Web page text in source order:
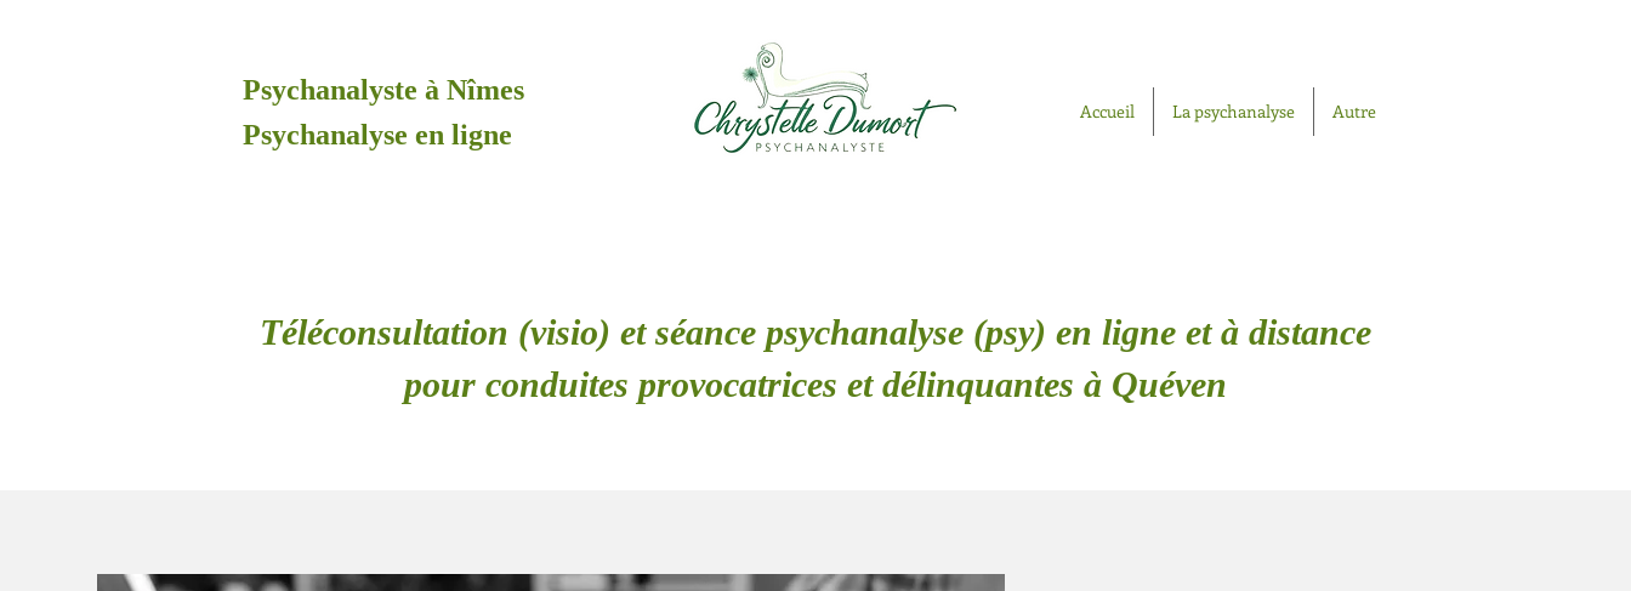
Psychanalyste à Nîmes
Psychanalyse en ligne
Accueil La psychanalyse Autre
Téléconsultation (visio) et séance psychanalyse (psy) en ligne et à distance
pour conduites provocatrices et délinquantes à Quéven